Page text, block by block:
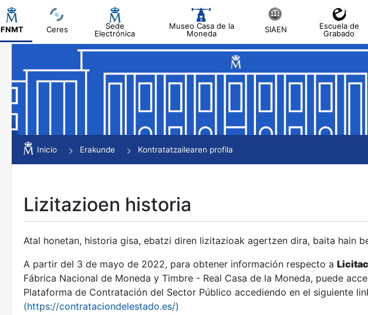
FNMT Ceres
Sede
Electrónica
Museo Casa de la
Moneda
SIAEN
Escuela de
Grabado
Erakutsi/Ezkutatu
Erakutsi/Ezkutatu
Erakutsi/Ezkutatu
Erakutsi/Ezkutatu
Inicio Erakunde Kontratatzailearen profila
Lizitazioen historia
Atal honetan, historia gisa, ebatzi diren lizitazioak agertzen dira, baita hain
A partir del 3 de mayo de 2022, para obtener información respecto a
Fábrica Nacional de Moneda y Timbre - Real Casa de la Moneda, puede
Plataforma de Contratación del Sector Público accediendo en el siguiente
(https://contrataciondelestado.es/)